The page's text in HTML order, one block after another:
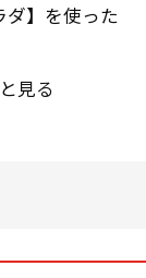
ダ】を使った
見る